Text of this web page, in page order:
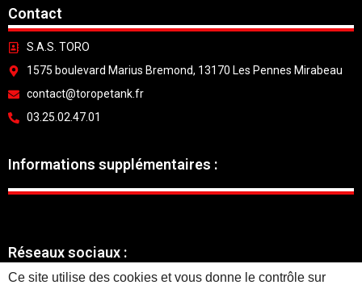
Contact
S.A.S. TORO
1575 boulevard Marius Bremond, 13170 Les Pennes Mirabeau
contact@toropetank.fr
03.25.02.47.01
Informations supplémentaires :
Réseaux sociaux :
Ce site utilise des cookies et vous donne le contrôle sur